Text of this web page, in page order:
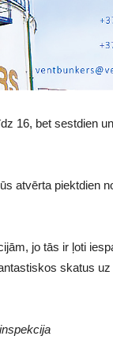
16, bet sestdien
atvērta piektdien
jo tās ir ļoti
skatus